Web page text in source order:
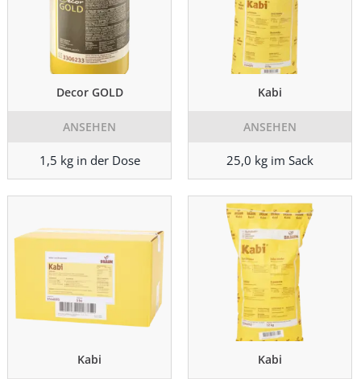
Decor GOLD
ANSEHEN
1,5 kg in der Dose
Kabi
ANSEHEN
25,0 kg im Sack
Kabi Kabi